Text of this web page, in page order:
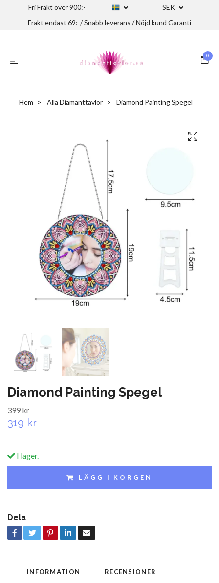
Fri Frakt över 900:-
SEK
Frakt endast 69:-/ Snabb leverans / Nöjd kund Garanti
0
Hem Alla Diamanttavlor Diamond Painting Spegel
Diamond Painting Spegel
399 kr
319 kr
I lager.
LÄGG I KORGEN
Dela
INFORMATION RECENSIONER